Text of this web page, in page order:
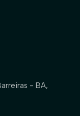
- BA,